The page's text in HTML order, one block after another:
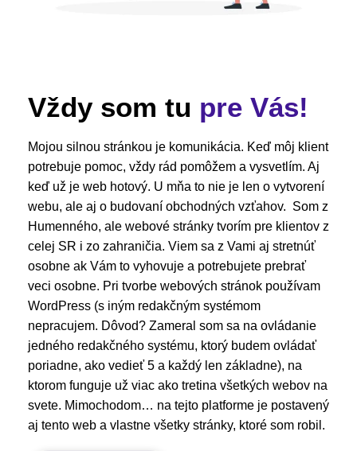
Vždy som tu pre Vás!
Mojou silnou stránkou je komunikácia. Keď môj klient
potrebuje pomoc, vždy rád pomôžem a vysvetlím. Aj
keď už je web hotový. U mňa to nie je len o vytvorení
webu, ale aj o budovaní obchodných vzťahov. Som z
Humenného, ale webové stránky tvorím pre klientov z
celej SR i zo zahraničia. Viem sa z Vami aj stretnúť
osobne ak Vám to vyhovuje a potrebujete prebrať
veci osobne. Pri tvorbe webových stránok používam
WordPress (s iným redakčným systémom
nepracujem. Dôvod? Zameral som sa na ovládanie
jedného redakčného systému, ktorý budem ovládať
poriadne, ako vedieť 5 a každý len základne), na
ktorom funguje už viac ako tretina všetkých webov na
svete. Mimochodom… na tejto platforme je postavený
aj tento web a vlastne všetky stránky, ktoré som robil.